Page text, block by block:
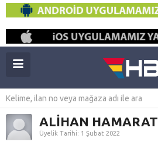
ALİHAN HAMARAT
Üyelik Tarihi: 1 Şubat 2022